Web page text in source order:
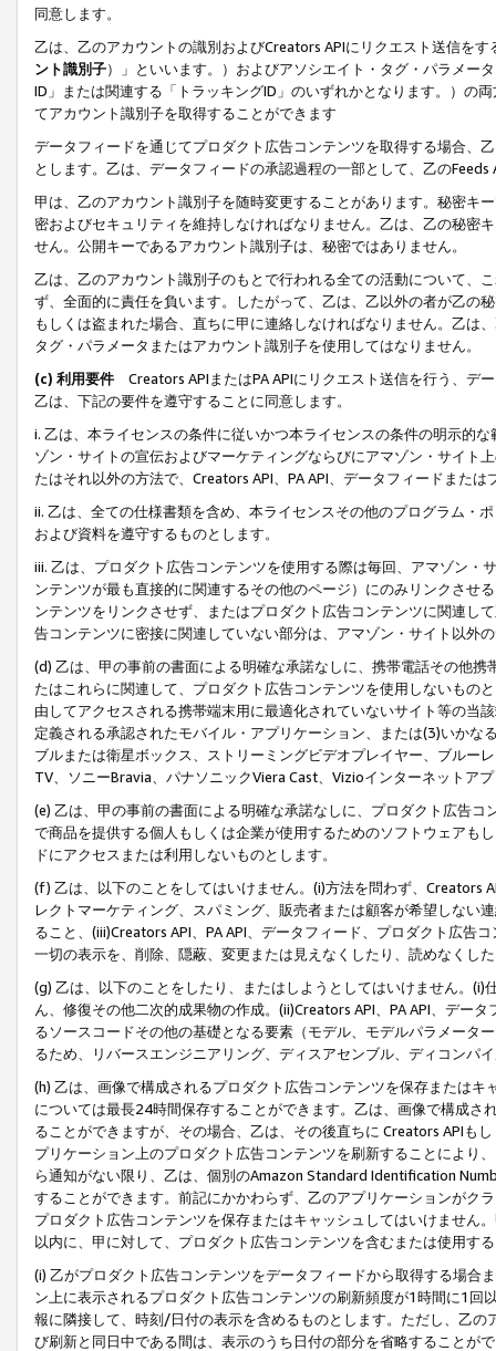
同意します。
乙は、乙のアカウントの識別およびCreators APIにリクエスト送信を
ント識別子）」といいます。）およびアソシエイト・タグ・パラメー
ID」または関連する「トラッキングID」のいずれかとなります。）の
てアカウント識別子を取得することができます
データフィードを通じてプロダクト広告コンテンツを取得する場合、
とします。乙は、データフィードの承認過程の一部として、乙の
甲は、乙のアカウント識別子を随時変更することがあります。秘密キ
密およびセキュリティを維持しなければなりません。乙は、乙の秘密
せん。公開キーであるアカウント識別子は、秘密ではありません。
乙は、乙のアカウント識別子のもとで行われる全ての活動について、
ず、全面的に責任を負います。したがって、乙は、乙以外の者が乙の
もしくは盗まれた場合、直ちに甲に連絡しなければなりません。乙は
タグ・パラメータまたはアカウント識別子を使用してはなりません。
(c) 利用要件 Creators APIまたはPA APIにリクエスト送信を行う、デ
乙は、下記の要件を遵守することに同意します。
i. 乙は、本ライセンスの条件に従いかつ本ライセンスの条件の明示的
ゾン・サイトの宣伝およびマーケティングならびにアマゾン・サイト
たはそれ以外の方法で、Creators API、PA API、データフィードまた
ii. 乙は、全ての仕様書類を含め、本ライセンスその他のプログラム・
および資料を遵守するものとします。
iii. 乙は、プロダクト広告コンテンツを使用する際は毎回、アマゾン
ンテンツが最も直接的に関連するその他のページ）にのみリンクさせ
ンテンツをリンクさせず、またはプロダクト広告コンテンツに関連し
告コンテンツに密接に関連していない部分は、アマゾン・サイト以外
(d) 乙は、甲の事前の書面による明確な承諾なしに、携帯電話その他
たはこれらに関連して、プロダクト広告コンテンツを使用しないもの
由してアクセスされる携帯端末用に最適化されていないサイト等の当
定義される承認されたモバイル・アプリケーション、または(3)いか
ブルまたは衛星ボックス、ストリーミングビデオプレイヤー、ブルー
TV、ソニーBravia、パナソニックViera Cast、Vizioインターネットア
(e) 乙は、甲の事前の書面による明確な承諾なしに、プロダクト広告
で商品を提供する個人もしくは企業が使用するためのソフトウェアも
ドにアクセスまたは利用しないものとします。
(f) 乙は、以下のことをしてはいけません。(i)方法を問わず、Creators
レクトマーケティング、スパミング、販売者または顧客が希望しない
ること、(iii)Creators API、PA API、データフィード、プロダクト広告
一切の表示を、削除、隠蔽、変更または見えなくしたり、読めなくし
(g) 乙は、以下のことをしたり、またはしようとしてはいけません。
ん、修復その他二次的成果物の作成。(ii)Creators API、PA API、デー
るソースコードその他の基礎となる要素（モデル、モデルパラメータ
るため、リバースエンジニアリング、ディスアセンブル、ディコンパ
(h) 乙は、画像で構成されるプロダクト広告コンテンツを保存または
については最長24時間保存することができます。乙は、画像で構成
ることができますが、その場合、乙は、その後直ちに Creators APIも
プリケーション上のプロダクト広告コンテンツを刷新することにより
ら通知がない限り、乙は、個別のAmazon Standard Identification
することができます。前記にかかわらず、乙のアプリケーションがク
プロダクト広告コンテンツを保存またはキャッシュしてはいけません
以内に、甲に対して、プロダクト広告コンテンツを含むまたは使用す
(i) 乙がプロダクト広告コンテンツをデータフィードから取得する場合
ン上に表示されるプロダクト広告コンテンツの刷新頻度が1時間に1
報に隣接して、時刻/日付の表示を含めるものとします。ただし、乙
び刷新と同日中である間は、表示のうち日付の部分を省略することが